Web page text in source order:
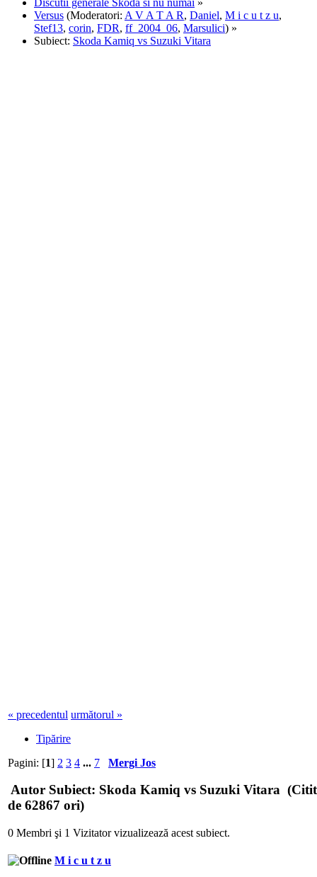
Versus (Moderatori: A V A T A R, Daniel, M i c u t z u,
Stef13, corin, FDR, ff_2004_06, Marsulici) »
Subiect: Skoda Kamiq vs Suzuki Vitara
« precedentul următorul »
Tipărire
Pagini: [1] 2 3 4 ... 7 Mergi Jos
Autor Subiect: Skoda Kamiq vs Suzuki Vitara (Citit
de 62867 ori)
0 Membri şi 1 Vizitator vizualizează acest subiect.
M i c u t z u